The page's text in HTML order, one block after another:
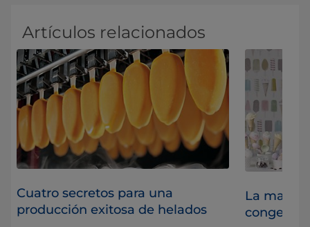
Artículos relacionados
Cuatro secretos para una
producción exitosa de helados
La magia